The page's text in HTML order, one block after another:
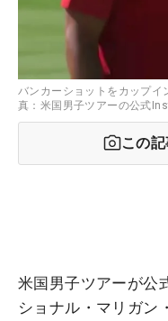
バンカーショットをカップ
真：米国男子ツアーの公式
この
米国男子ツアーが公
ショナル・マリガン